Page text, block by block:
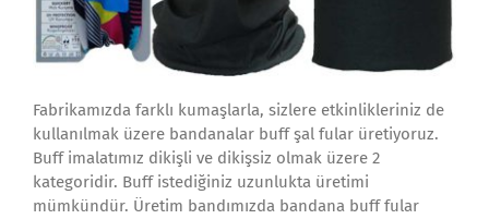
Fabrikamızda farklı kumaşlarla, sizlere etkinlikleriniz de
kullanılmak üzere bandanalar buff şal fular üretiyoruz.
Buff imalatımız dikişli ve dikişsiz olmak üzere 2
kategoridir. Buff istediğiniz uzunlukta üretimi
mümkündür. Üretim bandımızda bandana buff fular